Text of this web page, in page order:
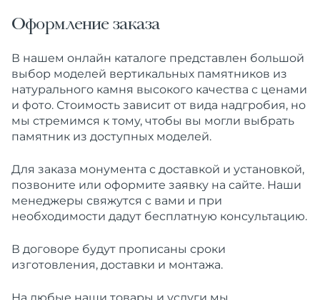
Оформление заказа
В нашем онлайн каталоге представлен большой
выбор моделей вертикальных памятников из
натурального камня высокого качества с ценами
и фото. Стоимость зависит от вида надгробия, но
мы стремимся к тому, чтобы вы могли выбрать
памятник из доступных моделей.
Для заказа монумента с доставкой и установкой,
позвоните или оформите заявку на сайте. Наши
менеджеры свяжутся с вами и при
необходимости дадут бесплатную консультацию.
В договоре будут прописаны сроки
изготовления, доставки и монтажа.